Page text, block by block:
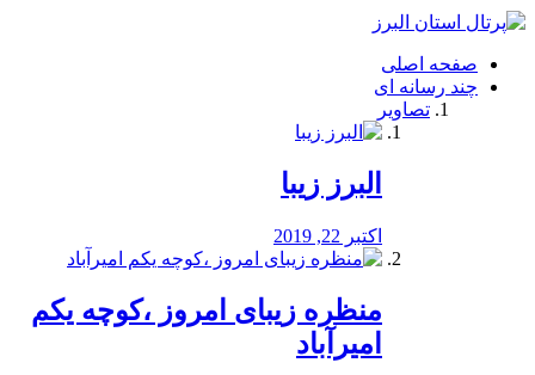
فصد
شرق
تهران
خشکشویی
صفحه اصلی
چند رسانه ای
تصاویر
البرز زیبا
اکتبر 22, 2019
منظره‌‌ زیبای امروز ،کوچه یکم
امیرآباد